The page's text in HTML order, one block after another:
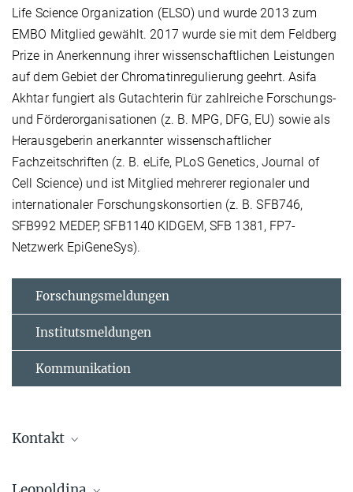
Life Science Organization (ELSO) und wurde 2013 zum
EMBO Mitglied gewählt. 2017 wurde sie mit dem Feldberg
Prize in Anerkennung ihrer wissenschaftlichen Leistungen
auf dem Gebiet der Chromatinregulierung geehrt. Asifa
Akhtar fungiert als Gutachterin für zahlreiche Forschungs-
und Förderorganisationen (z. B. MPG, DFG, EU) sowie als
Herausgeberin anerkannter wissenschaftlicher
Fachzeitschriften (z. B. eLife, PLoS Genetics, Journal of
Cell Science) und ist Mitglied mehrerer regionaler und
internationaler Forschungskonsortien (z. B. SFB746,
SFB992 MEDEP, SFB1140 KIDGEM, SFB 1381, FP7-
Netzwerk EpiGeneSys).
Forschungsmeldungen
Institutsmeldungen
Kommunikation
Kontakt